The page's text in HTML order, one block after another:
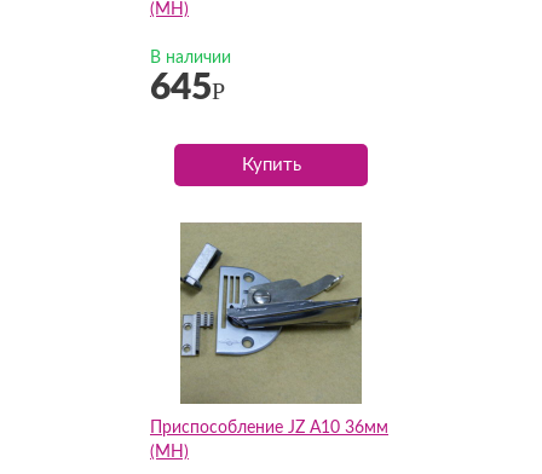
(MH)
В наличии
645Р
Купить
Приспособление JZ А10 36мм
(MH)